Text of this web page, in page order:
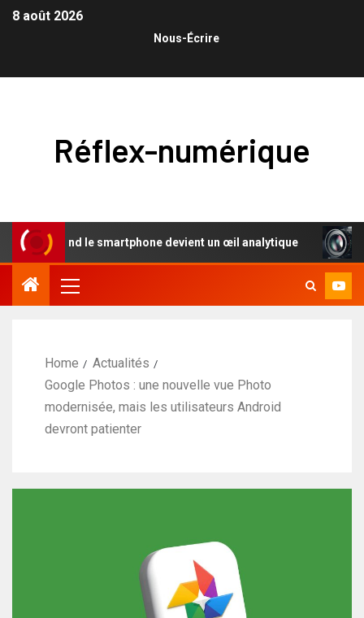
8 août 2026
Nous-Écrire
Réflex-numérique
quand le smartphone devient un œil analytique
Home
Actualités
Google Photos : une nouvelle vue Photo
modernisée, mais les utilisateurs Android
devront patienter